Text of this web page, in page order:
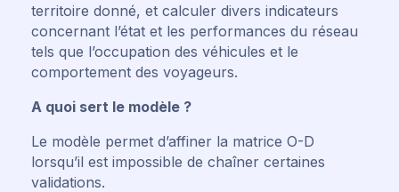
territoire donné, et calculer divers indicateurs
concernant l’état et les performances du réseau
tels que l’occupation des véhicules et le
comportement des voyageurs.
A quoi sert le modèle ?
Le modèle permet d’affiner la matrice O-D
lorsqu’il est impossible de chaîner certaines
validations.